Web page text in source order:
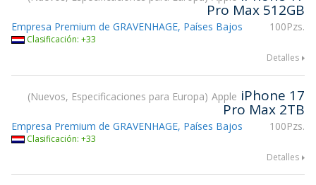
Pro Max 512GB
100Pzs.
Empresa Premium de GRAVENHAGE, Países Bajos
Clasificación: +33
Detalles
Nuevos, Especificaciones para Europa Apple iPhone 17
Pro Max 2TB
100Pzs.
Empresa Premium de GRAVENHAGE, Países Bajos
Clasificación: +33
Detalles